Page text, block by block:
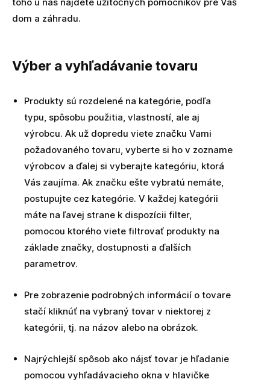
dom a záhradu.
Výber a vyhľadávanie tovaru
Produkty sú rozdelené na kategórie, podľa
typu, spôsobu použitia, vlastností, ale aj
výrobcu. Ak už dopredu viete značku Vami
požadovaného tovaru, vyberte si ho v zozname
výrobcov a ďalej si vyberajte kategóriu, ktorá
Vás zaujíma. Ak značku ešte vybratú nemáte,
postupujte cez kategórie. V každej kategórii
máte na ľavej strane k dispozícii filter,
pomocou ktorého viete filtrovať produkty na
základe značky, dostupnosti a ďalších
parametrov.
Pre zobrazenie podrobných informácií o tovare
stačí kliknúť na vybraný tovar v niektorej z
kategórii, tj. na názov alebo na obrázok.
Najrýchlejší spôsob ako nájsť tovar je hľadanie
pomocou vyhľadávacieho okna v hlavičke